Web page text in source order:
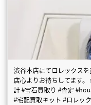
渋谷本店にてロレックス
店心よりお待ちしてます
計 #宝石買取り #査定
#宅配買取キット #ロレッ